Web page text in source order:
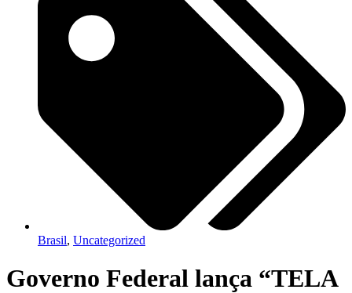
Brasil, Uncategorized
Governo Federal lança “TELA